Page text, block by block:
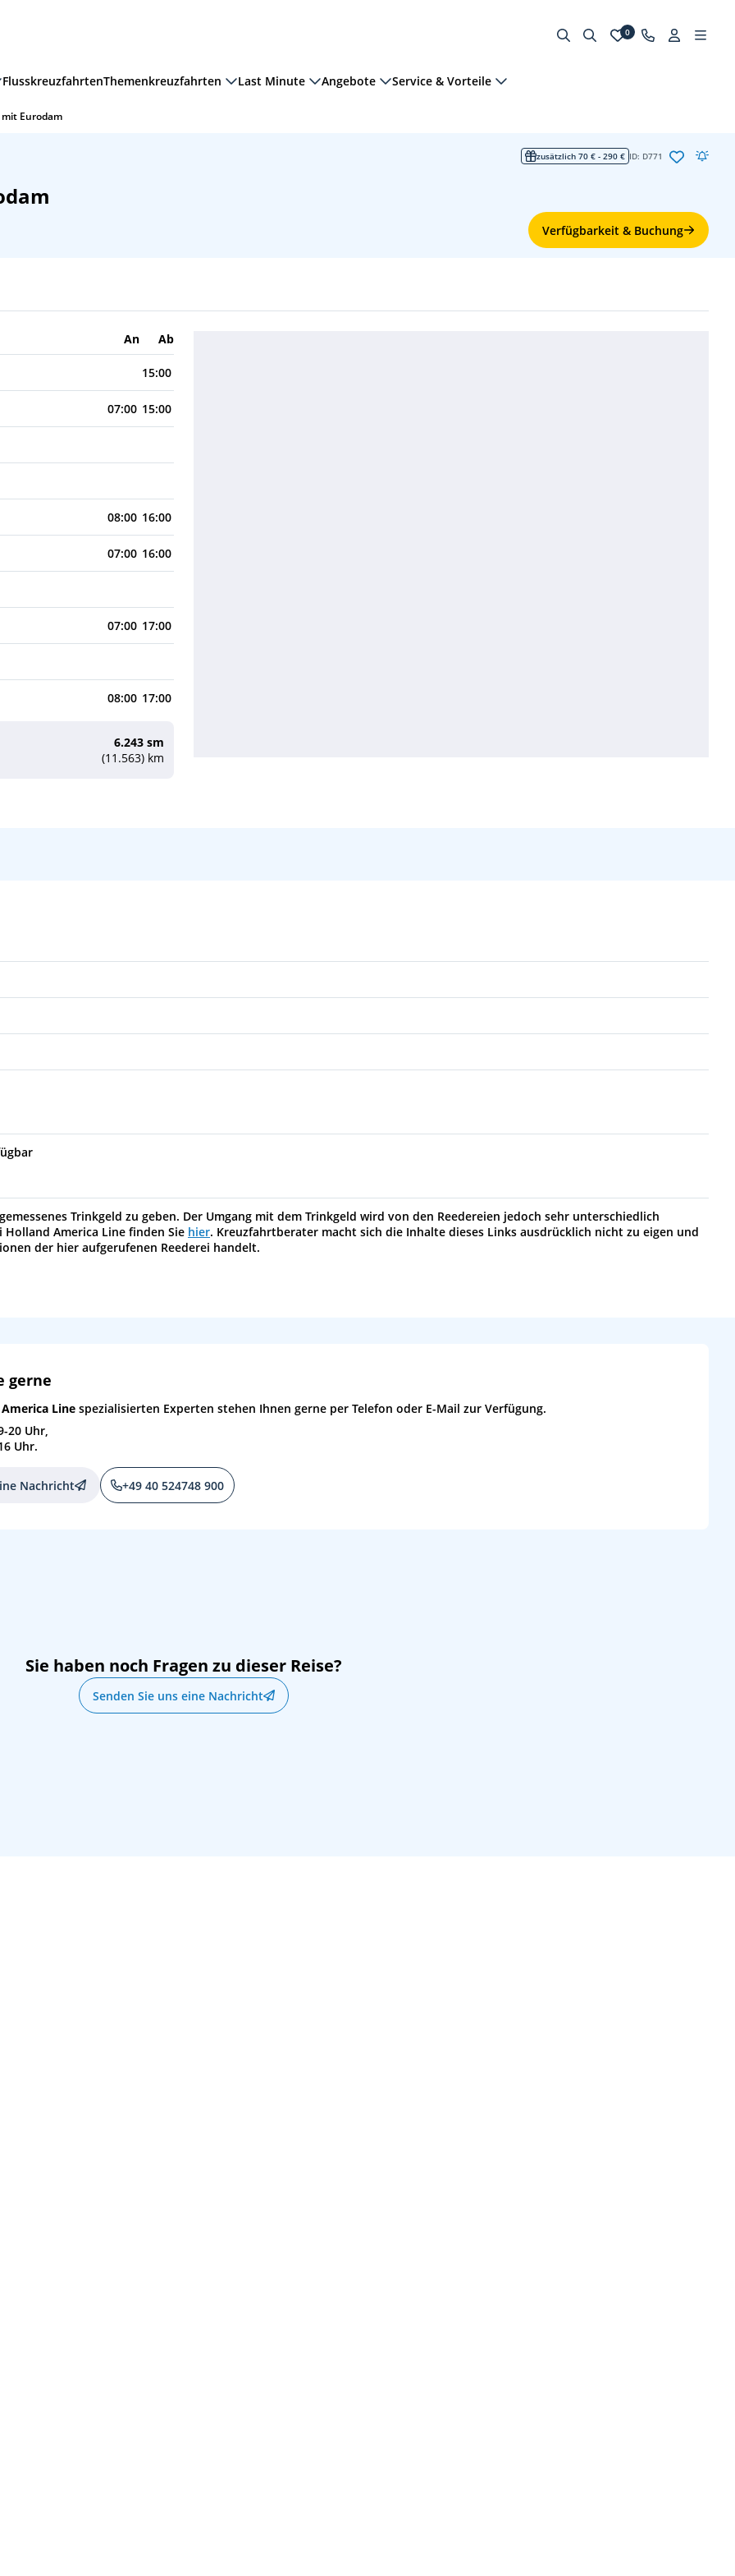
0
FlusskreuzfahrtenThemenkreuzfahrten Last Minute Angebote Service & Vorteile
Eurodam
zusätzlich 70 € - 290 € ID: D771
Verfügbarkeit & Buchung
An Ab
15:00
07:00 15:00
08:00 16:00
07:00 16:00
07:00 17:00
08:00 17:00
07:00
6.243 sm
(11.563) km
Trinkgeld zu geben. Der Umgang mit dem Trinkgeld wird von den Reedereien jedoch sehr unterschiedlich
America Line finden Sie hier. Kreuzfahrtberater macht sich die Inhalte dieses Links ausdrücklich nicht zu eigen und
der hier aufgerufenen Reederei handelt.
gerne
Line spezialisierten Experten stehen Ihnen gerne per Telefon oder E-Mail zur Verfügung.
20 Uhr,
Uhr.
Nachricht +49 40 524748 900
Sie haben noch Fragen zu dieser Reise?
Senden Sie uns eine Nachricht